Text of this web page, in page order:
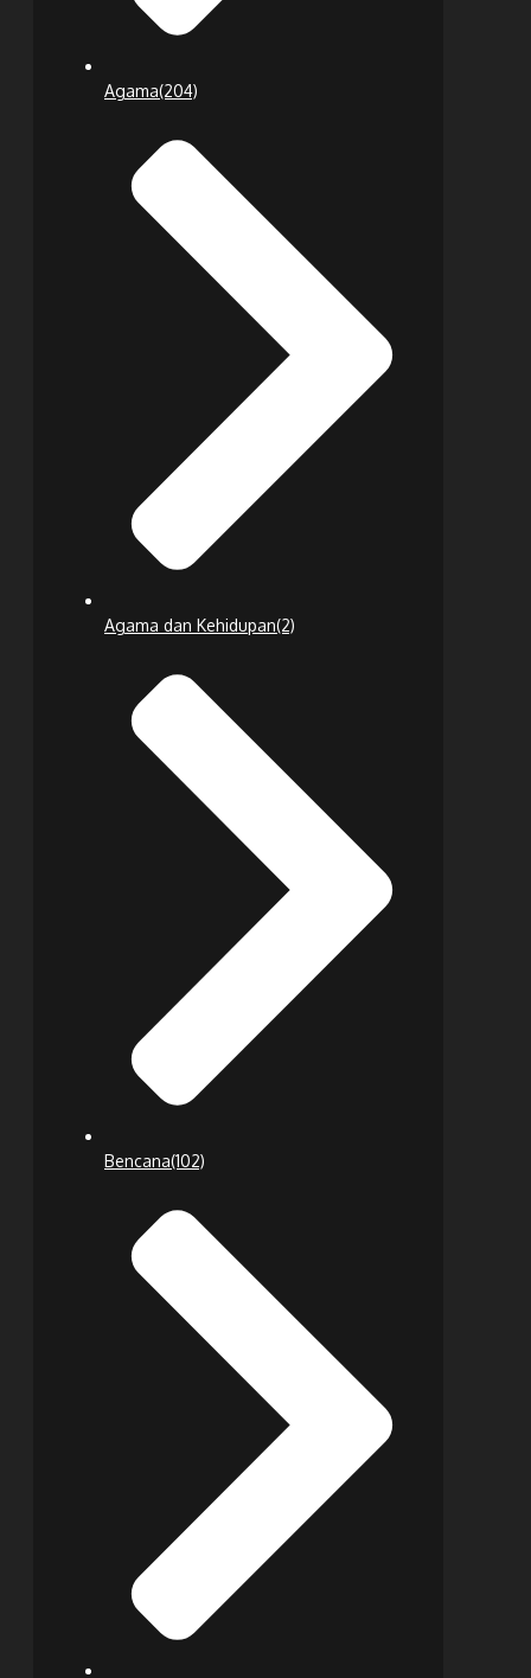
Agama(204)
Agama dan Kehidupan(2)
Bencana(102)